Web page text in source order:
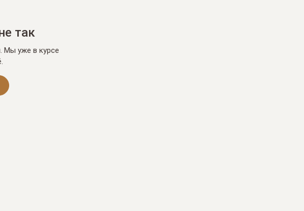
так
Мы уже в курсе